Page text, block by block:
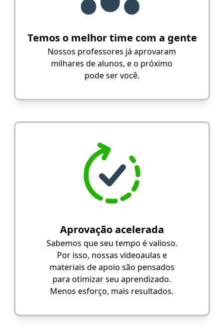
Temos o melhor time com a gente
Nossos professores já aprovaram
milhares de alunos, e o próximo
pode ser você.
Aprovação acelerada
Sabemos que seu tempo é valioso.
Por isso, nossas videoaulas e
materiais de apoio são pensados
para otimizar seu aprendizado.
Menos esforço, mais resultados.